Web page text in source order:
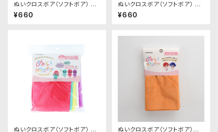
ぬいクロスボア（ソフトボア） ア
ソートセット（パステルカラー）｜
清原株式会社
¥660
ぬいクロスボア（ソフトボア） ア
ソートセット（ニュアンスカラー）
｜清原株式会社
¥660
ぬいクロスボア（ソフトボア） ア
ぬいクロスボア（ソフトボア）カッ